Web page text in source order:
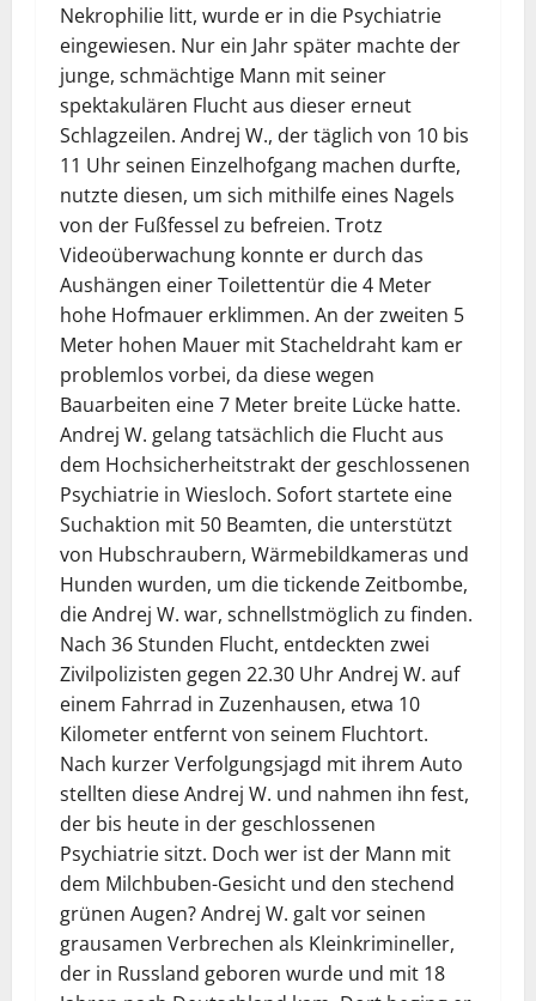
Nekrophilie litt, wurde er in die Psychiatrie
eingewiesen. Nur ein Jahr später machte der
junge, schmächtige Mann mit seiner
spektakulären Flucht aus dieser erneut
Schlagzeilen. Andrej W., der täglich von 10 bis
11 Uhr seinen Einzelhofgang machen durfte,
nutzte diesen, um sich mithilfe eines Nagels
von der Fußfessel zu befreien. Trotz
Videoüberwachung konnte er durch das
Aushängen einer Toilettentür die 4 Meter
hohe Hofmauer erklimmen. An der zweiten 5
Meter hohen Mauer mit Stacheldraht kam er
problemlos vorbei, da diese wegen
Bauarbeiten eine 7 Meter breite Lücke hatte.
Andrej W. gelang tatsächlich die Flucht aus
dem Hochsicherheitstrakt der geschlossenen
Psychiatrie in Wiesloch. Sofort startete eine
Suchaktion mit 50 Beamten, die unterstützt
von Hubschraubern, Wärmebildkameras und
Hunden wurden, um die tickende Zeitbombe,
die Andrej W. war, schnellstmöglich zu finden.
Nach 36 Stunden Flucht, entdeckten zwei
Zivilpolizisten gegen 22.30 Uhr Andrej W. auf
einem Fahrrad in Zuzenhausen, etwa 10
Kilometer entfernt von seinem Fluchtort.
Nach kurzer Verfolgungsjagd mit ihrem Auto
stellten diese Andrej W. und nahmen ihn fest,
der bis heute in der geschlossenen
Psychiatrie sitzt. Doch wer ist der Mann mit
dem Milchbuben-Gesicht und den stechend
grünen Augen? Andrej W. galt vor seinen
grausamen Verbrechen als Kleinkrimineller,
der in Russland geboren wurde und mit 18